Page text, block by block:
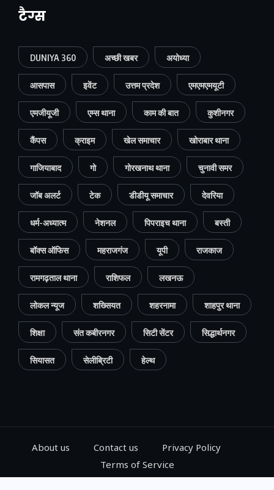
टैग्स
DUNIYA 360 अच्छी खबर अयोध्या
आसपास इवेंट उत्तम प्रदेश एमएमएमयूटी
एमजीयूजी एम्स थाना काम की बात कुशीनगर
कैंपस क्राइम खेल समाचार खोराबार थाना
गाजियाबाद गो गोरखनाथ थाना चुनावी समर
जॉब अलर्ट टेक डीडीयू समाचार देवरिया
धर्म-अध्यात्म नेशनल पिपराइच थाना बस्ती
बॉक्स ऑफिस महराजगंज यूपी राजकाज
रामगढ़ताल थाना राशिफल लखनऊ
लोकल न्यूज शख्सियत शहरनामा शाहपुर थाना
शिक्षा संत कबीरनगर सिटी सेंटर सिद्धार्थनगर
सियासत सेलीब्रिटी हेल्थ
About us Contact us
Privacy Policy
Terms of Service